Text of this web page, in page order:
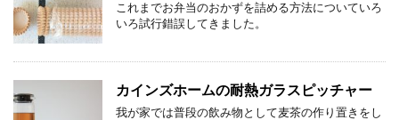
これまでお弁当のおかずを詰める方法についていろ
いろ試行錯誤してきました。
カインズホームの耐熱ガラスピッチャー
我が家では普段の飲み物として麦茶の作り置きをし